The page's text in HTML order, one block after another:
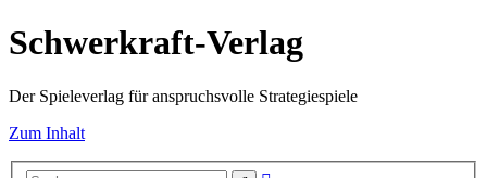
Schwerkraft-Verlag
Der Spieleverlag für anspruchsvolle Strategiespiele
Zum Inhalt